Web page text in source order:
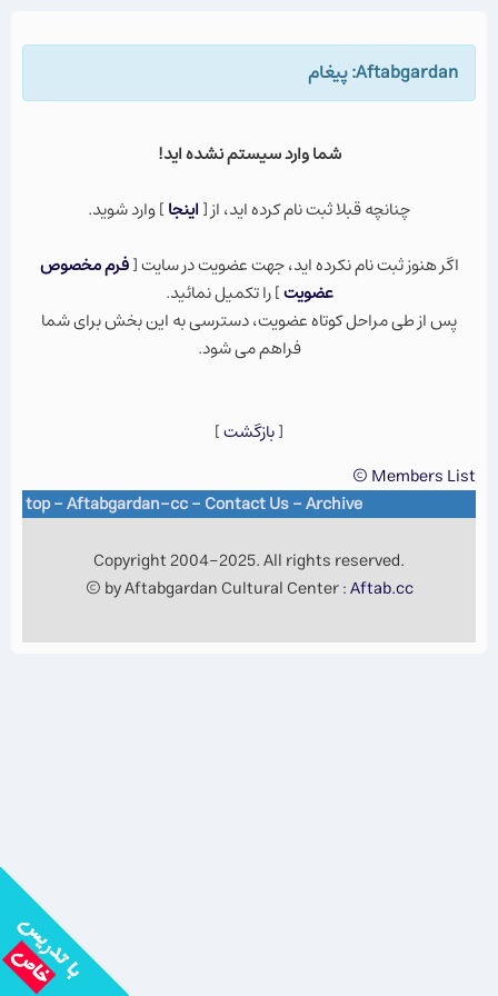
Aftabgardan: پيغام
شما وارد سيستم نشده ايد!
چنانچه قبلا ثبت نام كرده ايد، از [اينجا] وارد شويد.
اگر هنوز ثبت نام نكرده ايد، جهت عضویت در سایت [فرم مخصوص
عضویت] را تکمیل نمائید.
پس از طی مراحل کوتاه عضویت، دسترسی به این بخش برای شما
فراهم می شود.
[بازگشت]
Members List ©
top-Aftabgardan-cc-Contact Us -Archive
Copyright 2004-2025. All rights reserved.
© by Aftabgardan Cultural Center :Aftab.cc